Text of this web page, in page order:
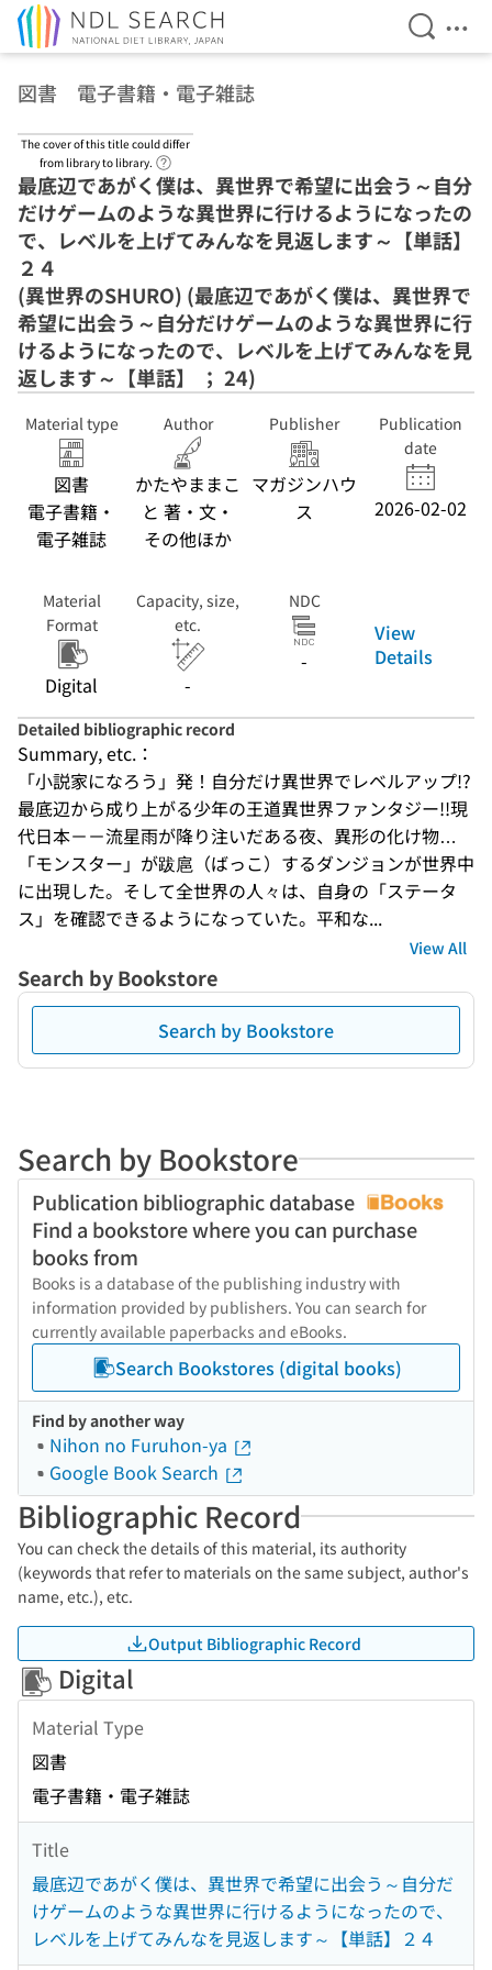
Open
図書 電子書籍・電子雑誌
The cover of this title could differ
from library to library.
最底辺であがく僕は、異世界で希望に出会う～自分
だけゲームのような異世界に行けるようになったの
で、レベルを上げてみんなを見返します～【単話】
２４
(異世界のSHURO) (最底辺であがく僕は、異世界で
希望に出会う～自分だけゲームのような異世界に行
けるようになったので、レベルを上げてみんなを見
返します～【単話】 ； 24)
Material type
図書
電子書籍・
電子雑誌
Author
かたやままこ
と 著・文・
その他ほか
Publisher
マガジンハウ
ス
Publication
date
2026-02-02
Material
Format
Digital
Capacity, size,
etc.
-
NDC
-
View
Details
Detailed bibliographic record
Summary, etc.：
「小説家になろう」発！自分だけ異世界でレベルアップ!?
最底辺から成り上がる少年の王道異世界ファンタジー!!現
代日本－－流星雨が降り注いだある夜、異形の化け物…
「モンスター」が跋扈（ばっこ）するダンジョンが世界中
に出現した。そして全世界の人々は、自身の「ステータ
ス」を確認できるようになっていた。平和な...
View All
Search by Bookstore
Search by Bookstore
Search by Bookstore
Publication bibliographic database
Find a bookstore where you can purchase
books from
Books is a database of the publishing industry with
information provided by publishers. You can search for
currently available paperbacks and eBooks.
Search Bookstores (digital books)
Find by another way
Nihon no Furuhon-ya
Google Book Search
Bibliographic Record
You can check the details of this material, its authority
(keywords that refer to materials on the same subject, author's
name, etc.), etc.
Output Bibliographic Record
Digital
Material Type
図書
電子書籍・電子雑誌
Title
最底辺であがく僕は、異世界で希望に出会う～自分だ
けゲームのような異世界に行けるようになったので、
レベルを上げてみんなを見返します～【単話】２４